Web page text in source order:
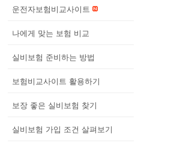
운전자보험비교사이트
나에게 맞는 보험 비교
실비보험 준비하는 방법
보험비교사이트 활용하기
보장 좋은 실비보험 찾기
실비보험 가입 조건 살펴보기